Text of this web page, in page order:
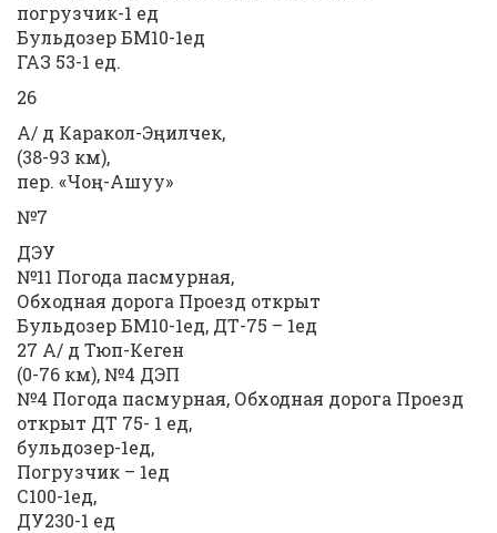
погрузчик-1 ед
Бульдозер БМ10-1ед
ГАЗ 53-1 ед.
26
А/ д Каракол-Эңилчек,
(38-93 км),
пер. «Чоң-Ашуу»
№7
ДЭУ
№11 Погода пасмурная,
Обходная дорога Проезд открыт
Бульдозер БМ10-1ед, ДТ-75 – 1ед
27 А/ д Тюп-Кеген
(0-76 км), №4 ДЭП
№4 Погода пасмурная, Обходная дорога Проезд
открыт ДТ 75- 1 ед,
бульдозер-1ед,
Погрузчик – 1ед
С100-1ед,
ДУ230-1 ед